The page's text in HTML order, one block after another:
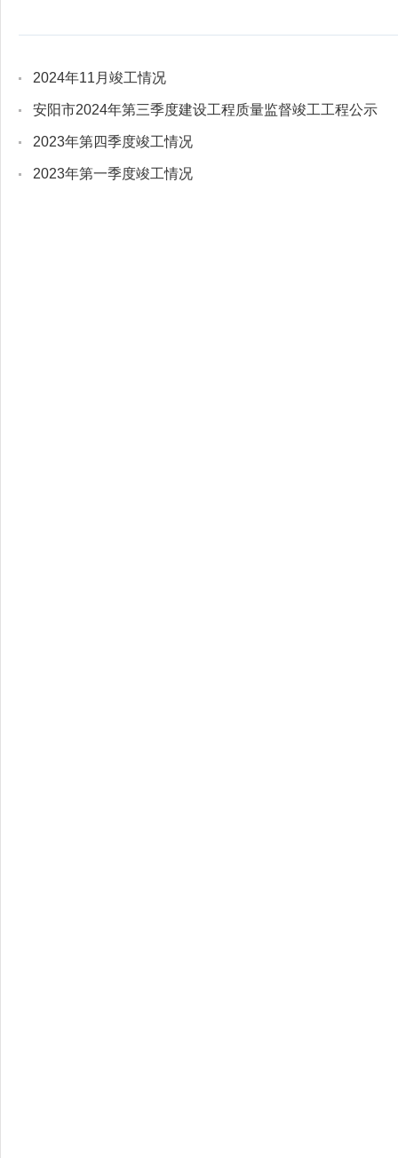
2024年11月竣工情况
安阳市2024年第三季度建设工程质量监督竣工工程公示
2023年第四季度竣工情况
2023年第一季度竣工情况